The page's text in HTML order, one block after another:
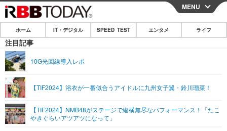
CLOSE
ホーム
IT・デジタル
ショッピング その他
SPEED TEST
エンタメ
エンタメTOP
ライフ
MENU
ホーム IT・デジタル SPEED TEST エンタメ ライフ
注目記事
10G光回線導入レポ
【TIF2024】浴衣が一番似合うアイドルに九州女子翼・鈴川瑠菜！
【TIF2024】NMB48がステージで縦横無尽なパフォーマンス！「たこ
やきぐらいアツアツになって」